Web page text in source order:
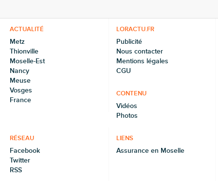
ACTUALITÉ
Metz
Thionville
Moselle-Est
Nancy
Meuse
Vosges
France
LORACTU.FR
Publicité
Nous contacter
Mentions légales
CGU
CONTENU
Vidéos
Photos
RÉSEAU
Facebook
Twitter
RSS
LIENS
Assurance en Moselle